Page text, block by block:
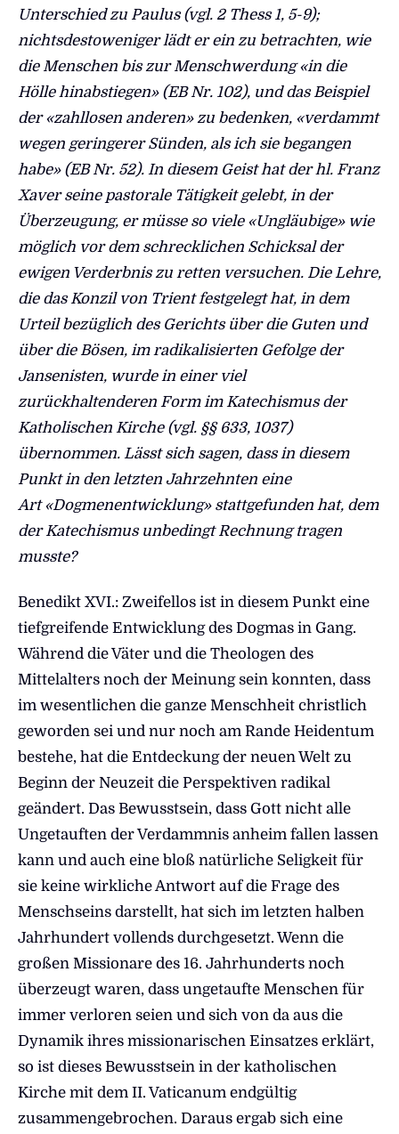
Unterschied zu Paulus (vgl. 2 Thess 1, 5-9);
nichtsdestoweniger lädt er ein zu betrachten, wie
die Menschen bis zur Menschwerdung «in die
Hölle hinabstiegen» (EB Nr. 102), und das Beispiel
der «zahllosen anderen» zu bedenken, «verdammt
wegen geringerer Sünden, als ich sie begangen
habe» (EB Nr. 52). In diesem Geist hat der hl. Franz
Xaver seine pastorale Tätigkeit gelebt, in der
Überzeugung, er müsse so viele «Ungläubige» wie
möglich vor dem schrecklichen Schicksal der
ewigen Verderbnis zu retten versuchen. Die Lehre,
die das Konzil von Trient festgelegt hat, in dem
Urteil bezüglich des Gerichts über die Guten und
über die Bösen, im radikalisierten Gefolge der
Jansenisten, wurde in einer viel
zurückhaltenderen Form im Katechismus der
Katholischen Kirche (vgl. §§ 633, 1037)
übernommen. Lässt sich sagen, dass in diesem
Punkt in den letzten Jahrzehnten eine
Art «Dogmenentwicklung» stattgefunden hat, dem
der Katechismus unbedingt Rechnung tragen
musste?
Benedikt XVI.: Zweifellos ist in diesem Punkt eine
tiefgreifende Entwicklung des Dogmas in Gang.
Während die Väter und die Theologen des
Mittelalters noch der Meinung sein konnten, dass
im wesentlichen die ganze Menschheit christlich
geworden sei und nur noch am Rande Heidentum
bestehe, hat die Entdeckung der neuen Welt zu
Beginn der Neuzeit die Perspektiven radikal
geändert. Das Bewusstsein, dass Gott nicht alle
Ungetauften der Verdammnis anheim fallen lassen
kann und auch eine bloß natürliche Seligkeit für
sie keine wirkliche Antwort auf die Frage des
Menschseins darstellt, hat sich im letzten halben
Jahrhundert vollends durchgesetzt. Wenn die
großen Missionare des 16. Jahrhunderts noch
überzeugt waren, dass ungetaufte Menschen für
immer verloren seien und sich von da aus die
Dynamik ihres missionarischen Einsatzes erklärt,
so ist dieses Bewusstsein in der katholischen
Kirche mit dem II. Vaticanum endgültig
zusammengebrochen. Daraus ergab sich eine